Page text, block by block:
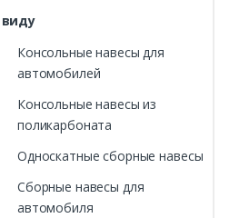
Консольные навесы для
автомобилей
Консольные навесы из
поликарбоната
Односкатные сборные навесы
Сборные навесы для
автомобиля